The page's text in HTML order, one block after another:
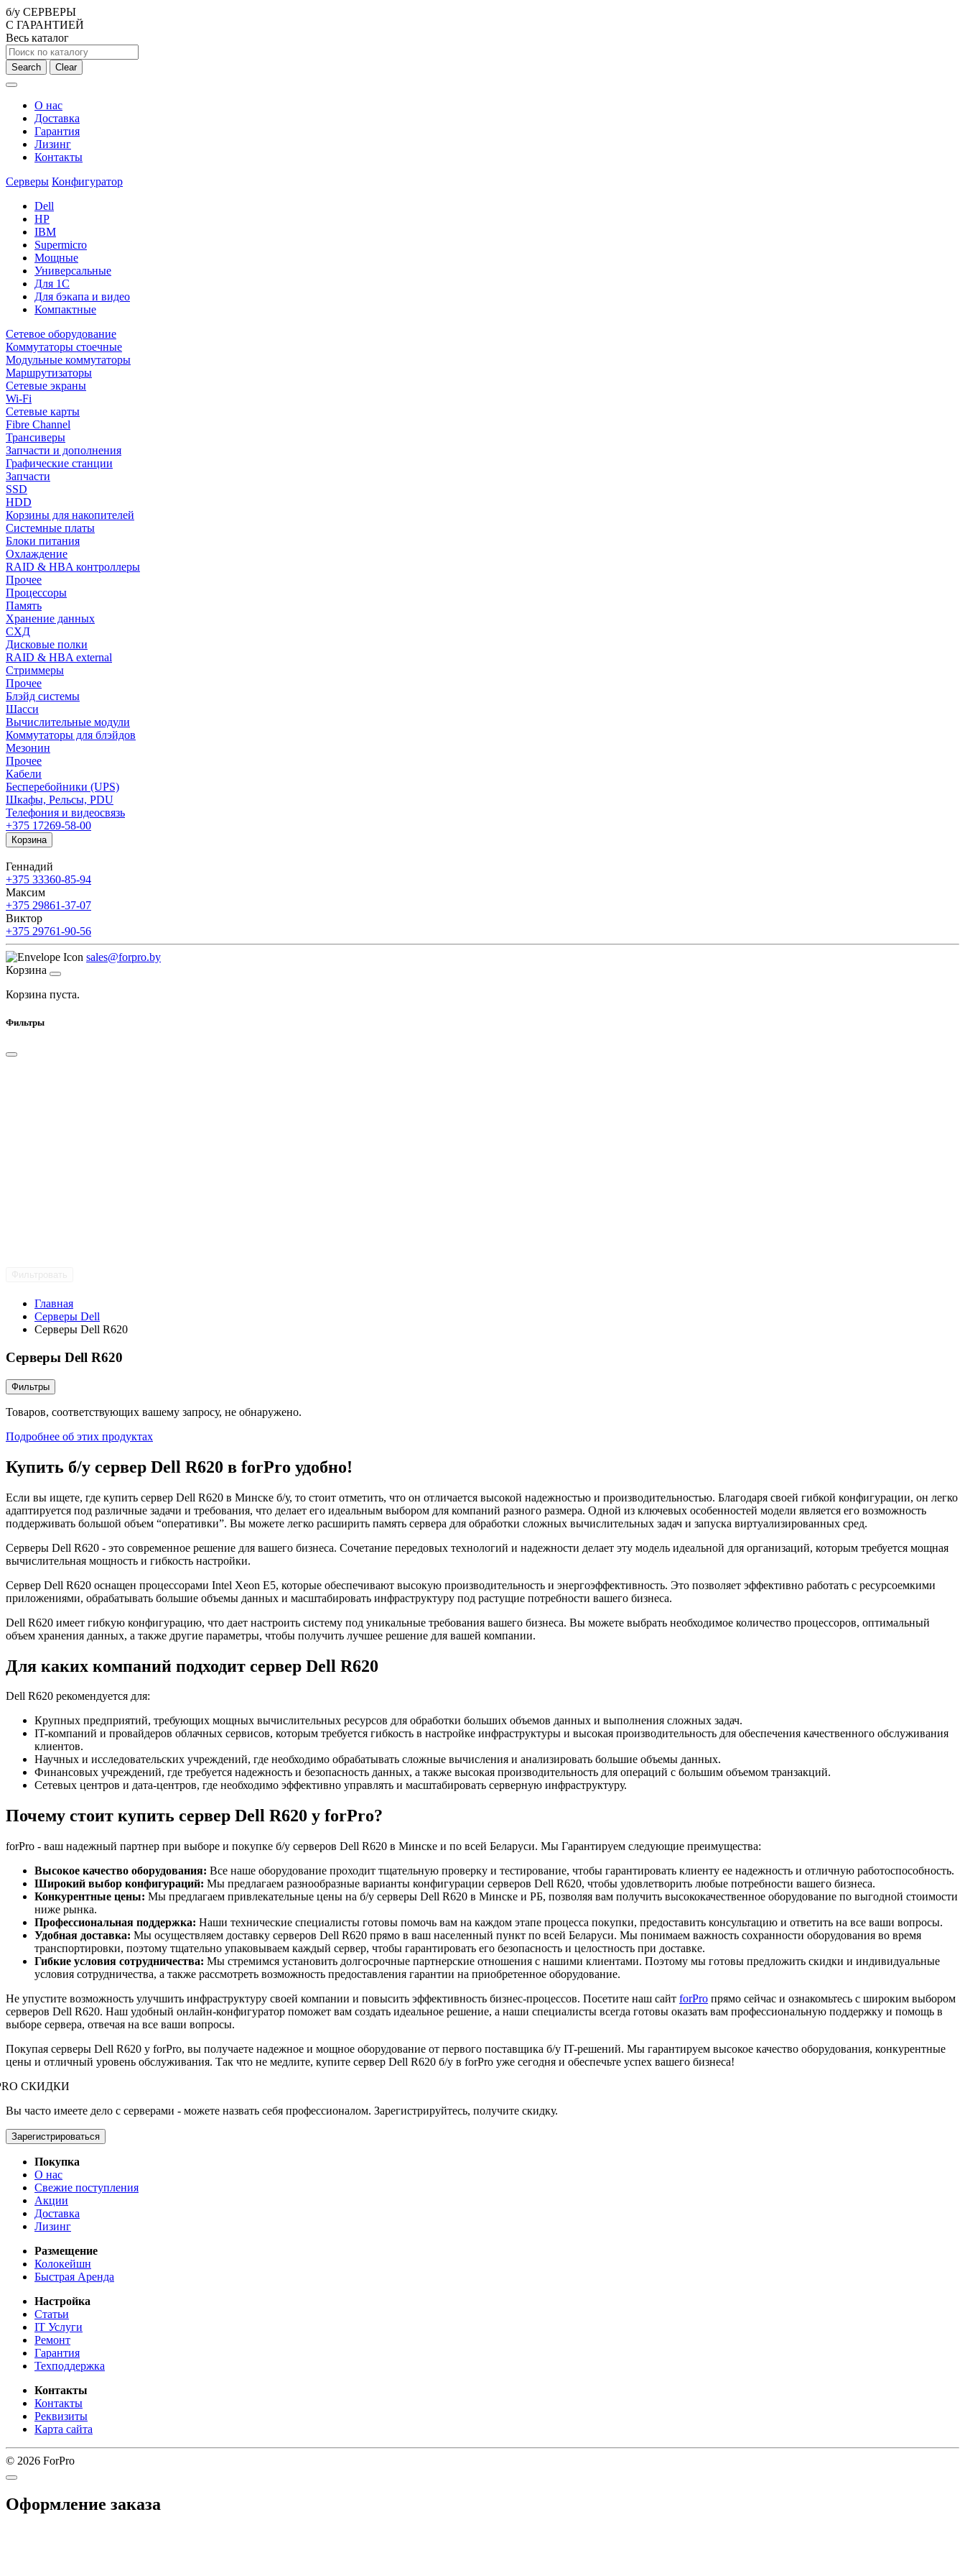
б/у СЕРВЕРЫ
С ГАРАНТИЕЙ
Весь каталог
Search Clear
О нас
Доставка
Гарантия
Лизинг
Контакты
Серверы Конфигуратор
Dell
HP
IBM
Supermicro
Мощные
Универсальные
Для 1С
Для бэкапа и видео
Компактные
Сетевое оборудование
Коммутаторы стоечные
Модульные коммутаторы
Маршрутизаторы
Сетевые экраны
Wi-Fi
Сетевые карты
Fibre Channel
Трансиверы
Запчасти и дополнения
Графические станции
Запчасти
SSD
HDD
Корзины для накопителей
Системные платы
Блоки питания
Охлаждение
RAID & HBA контроллеры
Прочее
Процессоры
Память
Хранение данных
СХД
Дисковые полки
RAID & HBA external
Стриммеры
Прочее
Блэйд системы
Шасси
Вычислительные модули
Коммутаторы для блэйдов
Мезонин
Прочее
Кабели
Бесперебойники (UPS)
Шкафы, Рельсы, PDU
Телефония и видеосвязь
+375 17269-58-00
Корзина
Геннадий
+375 33360-85-94
Максим
+375 29861-37-07
Виктор
+375 29761-90-56
sales@forpro.by
Корзина
Корзина пуста.
Фильтры
Главная
Серверы Dell
Серверы Dell R620
Серверы Dell R620
Фильтры
Товаров, соответствующих вашему запросу, не обнаружено.
Подробнее об этих продуктах
Купить б/у сервер Dell R620 в forPro удобно!
Если вы ищете, где купить сервер Dell R620 в Минске б/у, то стоит отметить, что он отличается высокой надежностью и производительностью. Благодаря своей гибкой конфигурации, он легко
адаптируется под различные задачи и требования, что делает его идеальным выбором для компаний разного размера. Одной из ключевых особенностей модели является его возможность
поддерживать большой объем “оперативки”. Вы можете легко расширить память сервера для обработки сложных вычислительных задач и запуска виртуализированных сред.
Серверы Dell R620 - это современное решение для вашего бизнеса. Сочетание передовых технологий и надежности делает эту модель идеальной для организаций, которым требуется мощная
вычислительная мощность и гибкость настройки.
Сервер Dell R620 оснащен процессорами Intel Xeon E5, которые обеспечивают высокую производительность и энергоэффективность. Это позволяет эффективно работать с ресурсоемкими
приложениями, обрабатывать большие объемы данных и масштабировать инфраструктуру под растущие потребности вашего бизнеса.
Dell R620 имеет гибкую конфигурацию, что дает настроить систему под уникальные требования вашего бизнеса. Вы можете выбрать необходимое количество процессоров, оптимальный
объем хранения данных, а также другие параметры, чтобы получить лучшее решение для вашей компании.
Для каких компаний подходит сервер Dell R620
Dell R620 рекомендуется для:
Крупных предприятий, требующих мощных вычислительных ресурсов для обработки больших объемов данных и выполнения сложных задач.
IT-компаний и провайдеров облачных сервисов, которым требуется гибкость в настройке инфраструктуры и высокая производительность для обеспечения качественного обслуживания
клиентов.
Научных и исследовательских учреждений, где необходимо обрабатывать сложные вычисления и анализировать большие объемы данных.
Финансовых учреждений, где требуется надежность и безопасность данных, а также высокая производительность для операций с большим объемом транзакций.
Сетевых центров и дата-центров, где необходимо эффективно управлять и масштабировать серверную инфраструктуру.
Почему стоит купить сервер Dell R620 у forPro?
forPro - ваш надежный партнер при выборе и покупке б/у серверов Dell R620 в Минске и по всей Беларуси. Мы Гарантируем следующие преимущества:
Высокое качество оборудования: Все наше оборудование проходит тщательную проверку и тестирование, чтобы гарантировать клиенту ее надежность и отличную работоспособность.
Широкий выбор конфигураций: Мы предлагаем разнообразные варианты конфигурации серверов Dell R620, чтобы удовлетворить любые потребности вашего бизнеса.
Конкурентные цены: Мы предлагаем привлекательные цены на б/у серверы Dell R620 в Минске и РБ, позволяя вам получить высококачественное оборудование по выгодной стоимости
ниже рынка.
Профессиональная поддержка: Наши технические специалисты готовы помочь вам на каждом этапе процесса покупки, предоставить консультацию и ответить на все ваши вопросы.
Удобная доставка: Мы осуществляем доставку серверов Dell R620 прямо в ваш населенный пункт по всей Беларуси. Мы понимаем важность сохранности оборудования во время
транспортировки, поэтому тщательно упаковываем каждый сервер, чтобы гарантировать его безопасность и целостность при доставке.
Гибкие условия сотрудничества: Мы стремимся установить долгосрочные партнерские отношения с нашими клиентами. Поэтому мы готовы предложить скидки и индивидуальные
условия сотрудничества, а также рассмотреть возможность предоставления гарантии на приобретенное оборудование.
Не упустите возможность улучшить инфраструктуру своей компании и повысить эффективность бизнес-процессов. Посетите наш сайт forPro прямо сейчас и ознакомьтесь с широким выбором
серверов Dell R620. Наш удобный онлайн-конфигуратор поможет вам создать идеальное решение, а наши специалисты всегда готовы оказать вам профессиональную поддержку и помощь в
выборе сервера, отвечая на все ваши вопросы.
Покупая серверы Dell R620 у forPro, вы получаете надежное и мощное оборудование от первого поставщика б/у IT-решений. Мы гарантируем высокое качество оборудования, конкурентные
цены и отличный уровень обслуживания. Так что не медлите, купите сервер Dell R620 б/у в forPro уже сегодня и обеспечьте успех вашего бизнеса!
СКИДКИ
Вы часто имеете дело с серверами - можете назвать себя профессионалом. Зарегистрируйтесь, получите скидку.
Зарегистрироваться
Покупка
О нас
Свежие поступления
Акции
Доставка
Лизинг
Размещение
Колокейшн
Быстрая Аренда
Настройка
Статьи
IT Услуги
Ремонт
Гарантия
Техподдержка
Контакты
Контакты
Реквизиты
Карта сайта
© 2026 ForPro
Оформление заказа